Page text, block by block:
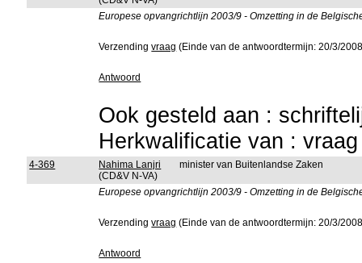
Europese opvangrichtlijn 2003/9 - Omzetting in de
Verzendingvraag (Einde van de antwoordtermijn: 20/3/
Antwoord
Ook gesteld aan :
Herkwalificatie van :
4-369
Nahima Lanjri
(CD&V N-VA)
minister van Buitenlandse Zaken
Europese opvangrichtlijn 2003/9 - Omzetting in de
Verzendingvraag (Einde van de antwoordtermijn: 20/3/
Antwoord